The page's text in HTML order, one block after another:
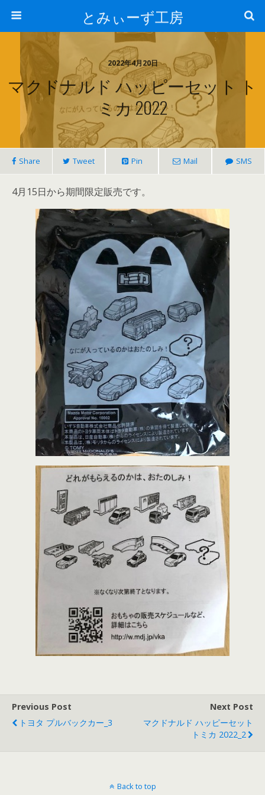
とみぃーず工房
2022年4月20日
マクドナルド ハッピーセット ト
ミカ 2022
Share Tweet Pin Mail SMS
4月15日から期間限定販売です。
Previous Post
トヨタ プルバックカー_3
Next Post
マクドナルド ハッピーセット
トミカ 2022_2
Back to top